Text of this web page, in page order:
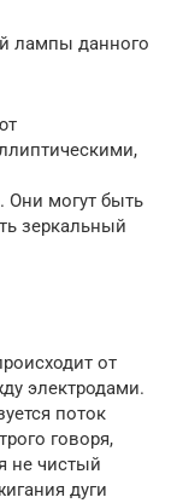
лампы данного
Они могут быть
зеркальный
от
электродами.
поток
говоря,
не чистый
дуги